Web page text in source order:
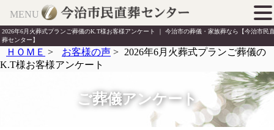
2026年6月火葬式プランご葬儀のK.T様お客様アンケート ｜ 今治市の葬儀・家族葬なら【今治市民
葬センター】
ＨＯＭＥ > お客様の声 > 2026年6月火葬式プランご葬儀の
K.T様お客様アンケート
ご葬儀アンケート
MENU